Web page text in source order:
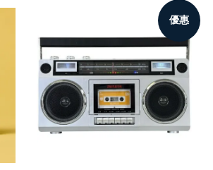
優惠